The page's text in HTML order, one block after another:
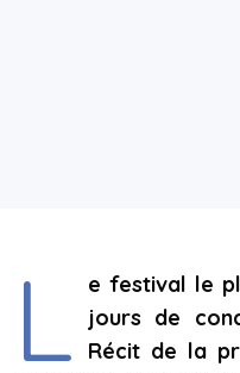
L
e festival le
jours de
Récit de la